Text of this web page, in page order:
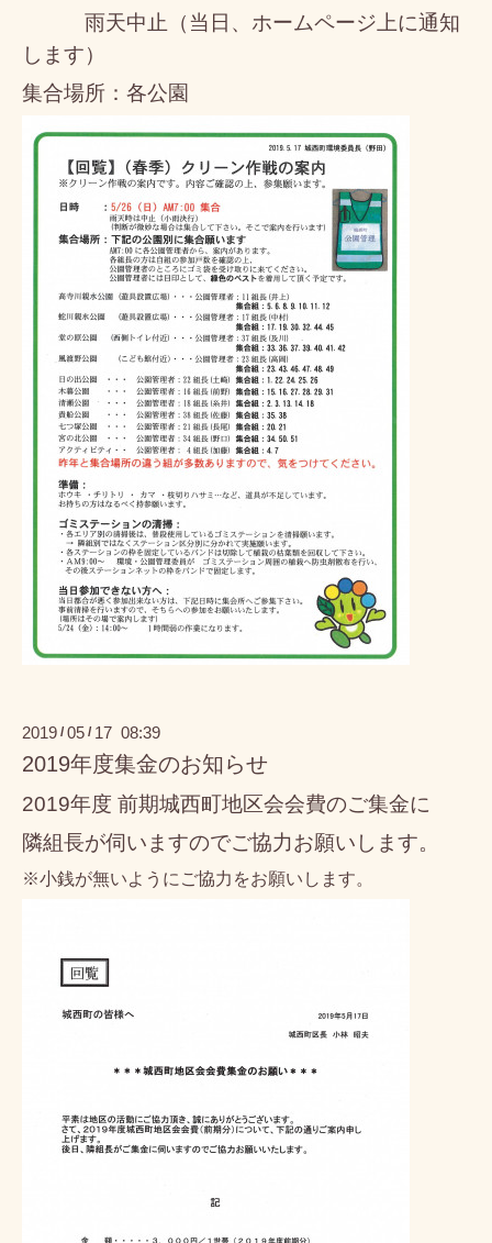
雨天中止（当日、ホームページ上に通知
します）
集合場所：各公園
2019 / 05 / 17 08:39
2019年度集金のお知らせ
2019年度 前期城西町地区会会費のご集金に
隣組長が伺いますのでご協力お願いします。
※小銭が無いようにご協力をお願いします。